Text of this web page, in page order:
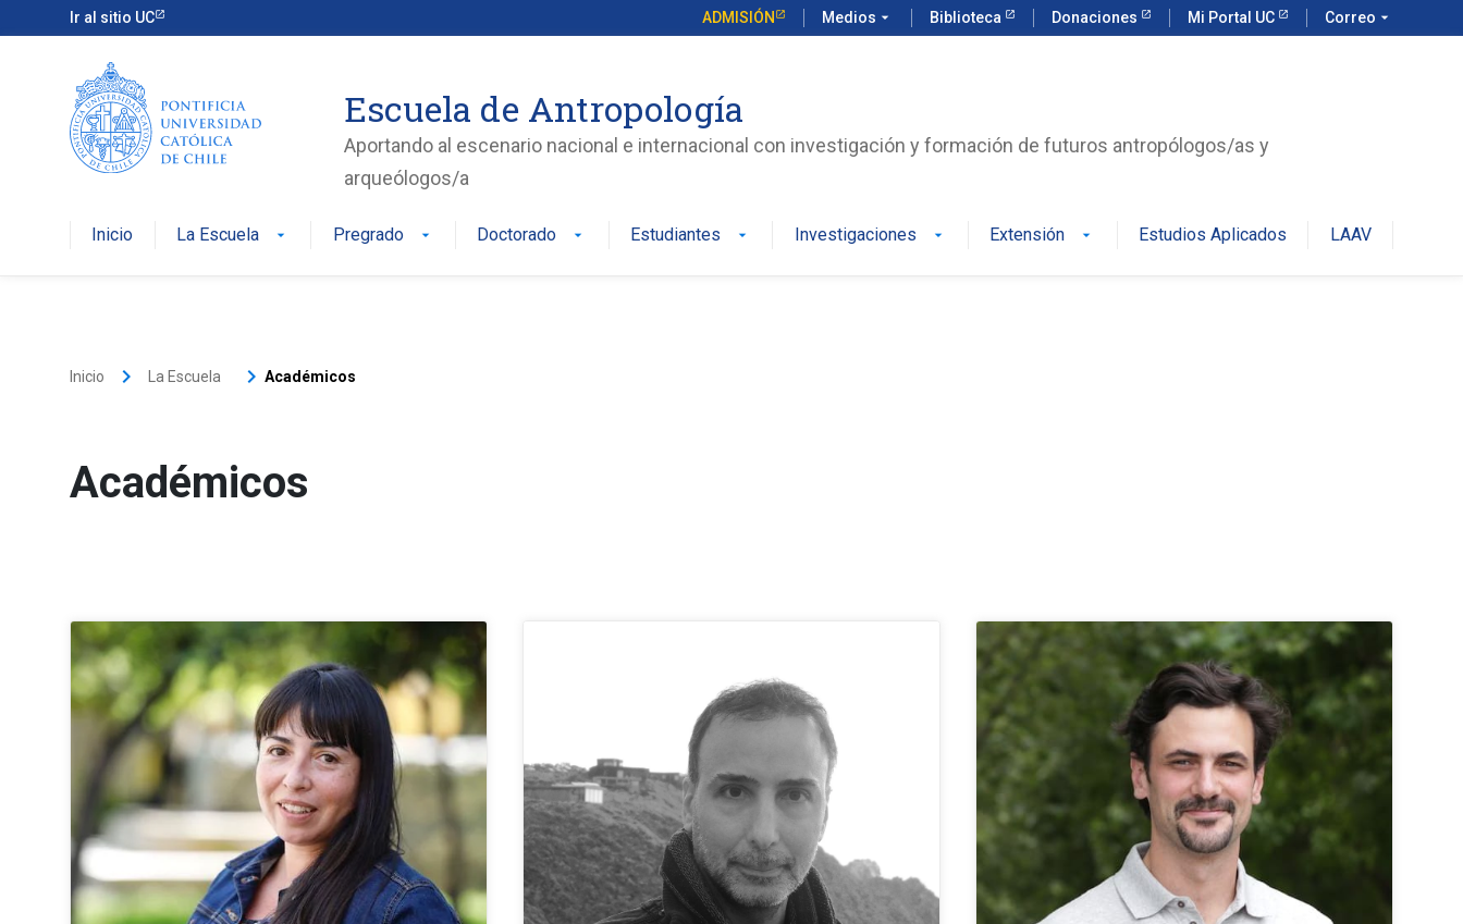
Ir al sitio UC ADMISIÓN Medios arrow_drop_down Biblioteca Donaciones Mi Portal UC Correo arrow_drop_down
Escuela de Antropología
Aportando al escenario nacional e internacional con investigación y formación de futuros antropólogos/as y
arqueólogos/a
Inicio La Escuela arrow_drop_down Pregrado arrow_drop_down Doctorado arrow_drop_down Estudiantes arrow_drop_down Investigaciones arrow_drop_down Extensión arrow_drop_down Estudios Aplicados LAAV
Inicio keyboard_arrow_right La Escuela keyboard_arrow_right Académicos
Académicos